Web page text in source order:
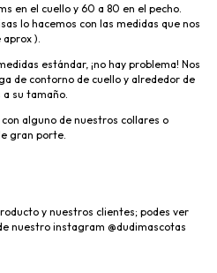
en el cuello y 60 a 80 en el pecho.
lo hacemos con las medidas que nos
aprox ).
estándar, ¡no hay problema! Nos
de contorno de cuello y alrededor de
su tamaño.
alguno de nuestros collares o
gran porte.
y nuestros clientes; podes ver
nuestro instagram @dudimascotas